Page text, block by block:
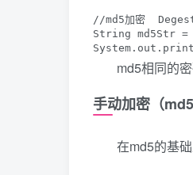
//md5加密
String md5Str =
md5相同的
手动加密（
在md5的基